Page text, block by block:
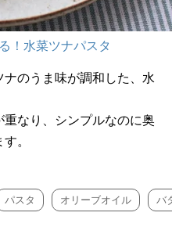
！水菜ツナパスタ
のうま味が調和した、水
なり、シンプルなのに奥
。
パスタ オリーブオイル バ